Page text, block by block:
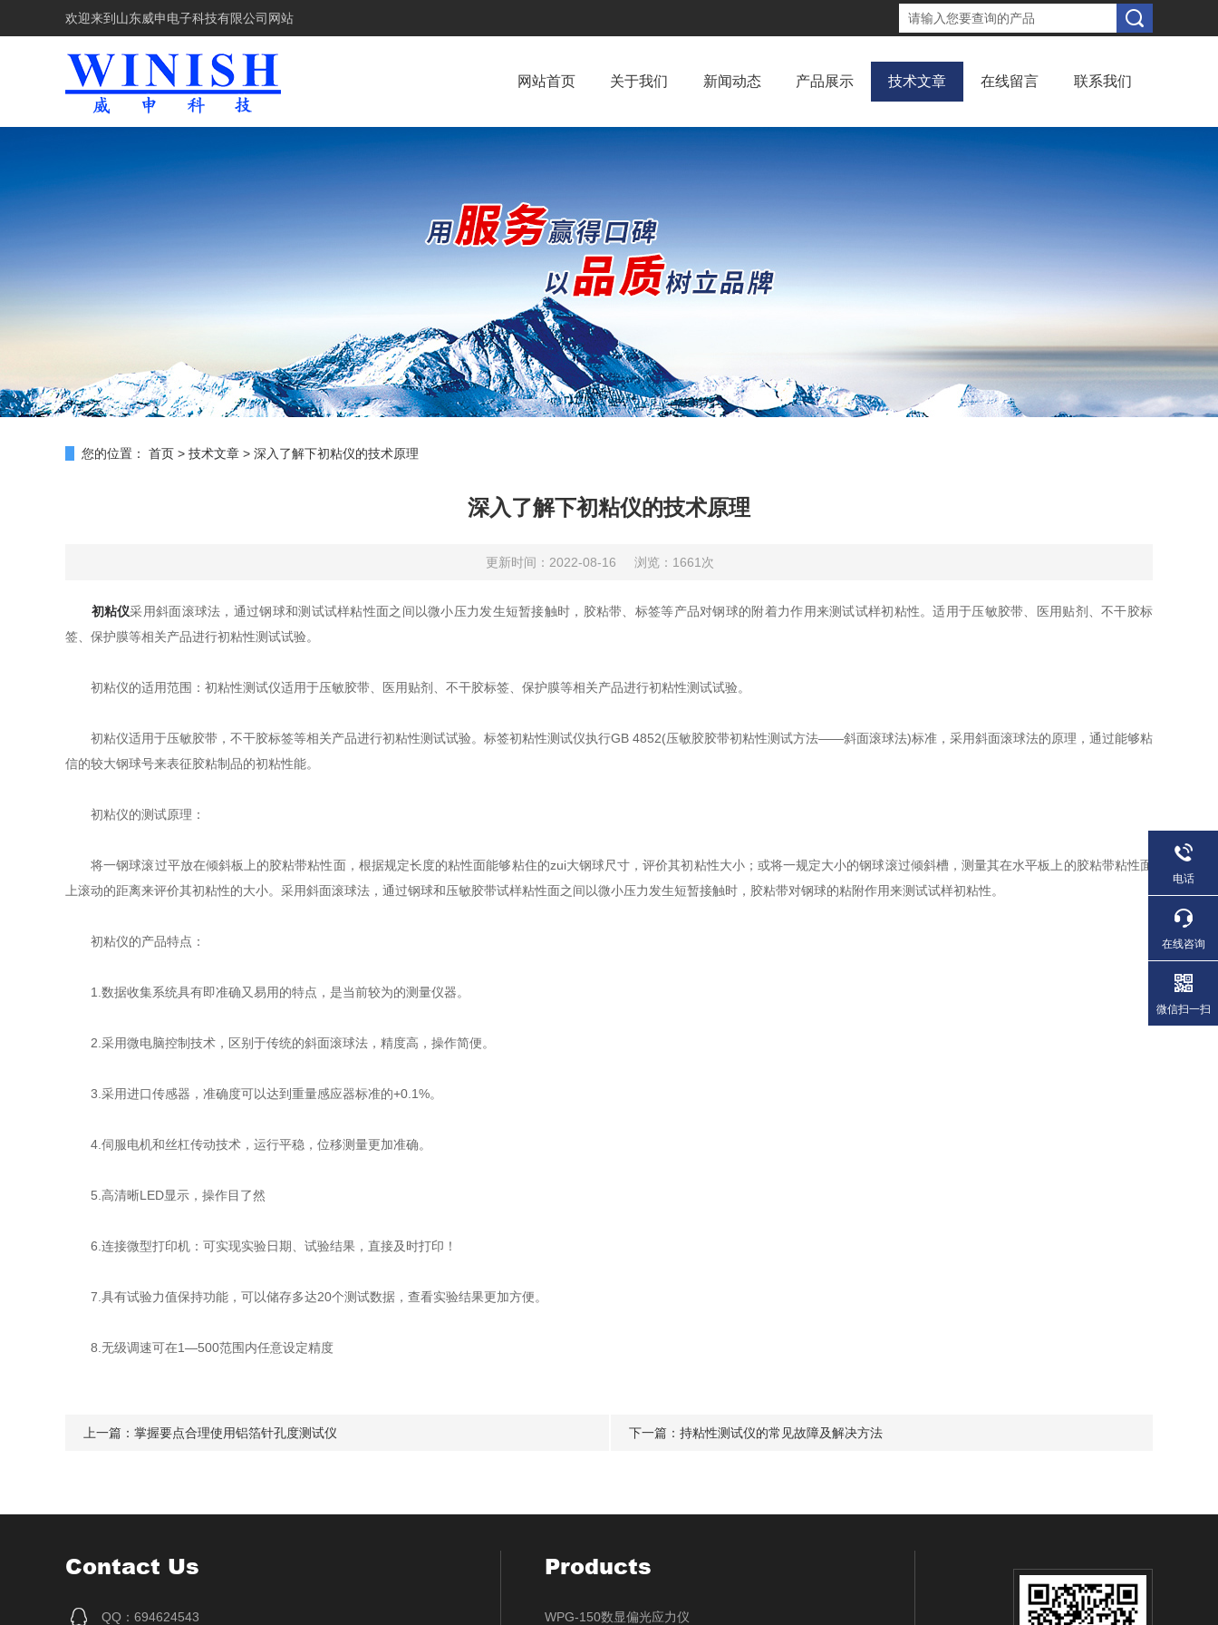
欢迎来到 山东威申电子科技有限公司网站
网站首页 关于我们 新闻动态 产品展示 技术文章 在线留言 联系我们
您的位置： 首页 > 技术文章 > 深入了解下初粘仪的技术原理
深入了解下初粘仪的技术原理
更新时间：2022-08-16 浏览：1661次
初粘仪采用斜面滚球法，通过钢球和测试试样粘性面之间以微小压力发生短暂接触时，胶粘带、标签等产品对钢球的附着力作用来测试试样初粘性。适用于压敏胶带、医用贴剂、不干胶标
签、保护膜等相关产品进行初粘性测试试验。
初粘仪的适用范围：初粘性测试仪适用于压敏胶带、医用贴剂、不干胶标签、保护膜等相关产品进行初粘性测试试验。
初粘仪适用于压敏胶带，不干胶标签等相关产品进行初粘性测试试验。标签初粘性测试仪执行GB 4852(压敏胶胶带初粘性测试方法——斜面滚球法)标准，采用斜面滚球法的原理，通过能够粘
信的较大钢球号来表征胶粘制品的初粘性能。
初粘仪的测试原理：
将一钢球滚过平放在倾斜板上的胶粘带粘性面，根据规定长度的粘性面能够粘住的zui大钢球尺寸，评价其初粘性大小；或将一规定大小的钢球滚过倾斜槽，测量其在水平板上的胶粘带粘性面
上滚动的距离来评价其初粘性的大小。采用斜面滚球法，通过钢球和压敏胶带试样粘性面之间以微小压力发生短暂接触时，胶粘带对钢球的粘附作用来测试试样初粘性。
初粘仪的产品特点：
1.数据收集系统具有即准确又易用的特点，是当前较为的测量仪器。
2.采用微电脑控制技术，区别于传统的斜面滚球法，精度高，操作简便。
3.采用进口传感器，准确度可以达到重量感应器标准的+0.1%。
4.伺服电机和丝杠传动技术，运行平稳，位移测量更加准确。
5.高清晰LED显示，操作目了然
6.连接微型打印机：可实现实验日期、试验结果，直接及时打印！
7.具有试验力值保持功能，可以储存多达20个测试数据，查看实验结果更加方便。
8.无级调速可在1—500范围内任意设定精度
上一篇： 掌握要点合理使用铝箔针孔度测试仪 下一篇： 持粘性测试仪的常见故障及解决方法
Contact Us
QQ：694624543
Products
WPG-150数显偏光应力仪
电话
在线咨询
微信扫一扫